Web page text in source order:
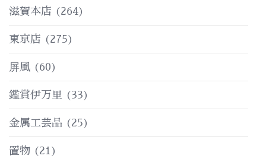
格
格
滋賀本店 (264)
東京店 (275)
屏風 (60)
鑑賞伊万里 (33)
金属工芸品 (25)
置物 (21)